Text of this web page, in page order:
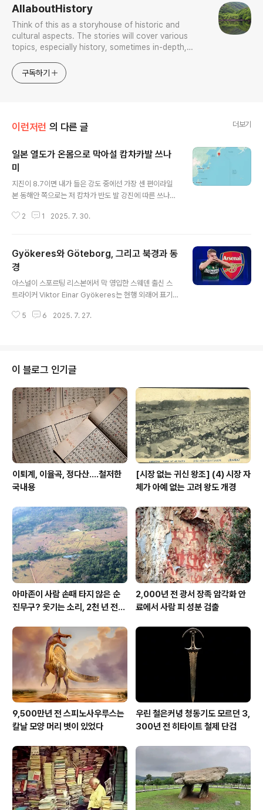
AllaboutHistory
Think of this as a storyhouse of historic and
cultural aspects. The stories will cover various
topics, especially history, sometimes in-depth,
approach will be to resist any common sense or
generalized viewpoint
구독하기
이런저런 의 다른 글 더보기
일본 열도가 온몸으로 막아설 캄차카발 쓰나
미
지진이 8.7이면 내가 들은 강도 중에선 가장 센 편이라일
본 동해안 쪽으로는 저 캄차가 반도 발 강진에 따른 쓰나미
감할지 한 눈에 보인다.문제는 한반도.우리쪽은 영향이 미
설혹 강한 쓰나미가 동북쪽 태평양에서 온다 해도 일본 열
도가 온몸으로 막아선다.저 환태평양 화산대는 지구상 화
산 지진 활동이 가장 활발한 구역이라우린 그 변두리서 벗
어난 형국이나 일전 포항과 경주 강진에서 보았듯이또 옛
날 기록을 보아도 결코 안전지대는 아니다.백두산이 불안
하다는 말이 계속 들리기는 하나 당장 폭발할 우려는 없는
2 1 2025. 7. 30.
Gyökeres와 Göteborg, 그리고 북경과 동
경
아스널이 스포르팅 리스본에서 막 영입한 스웨덴 출신 스
트라이커 Viktor Einar Gyökeres는 현행 외래어 표기
때도 들어보면 요케레스가 맞다. 문제는 영어권에서는 저
대한 따라 주려하지만, 저네들은 그렇지 아니해서 지 맘대
로 지들 편한대로, 지들 표기에 익숙한 대로 발음하니 프랑
스 출신 축구스타 티에리 앙리Thierryl Henry도 불어 원
음을 살려 영어권에서도 앙리라 하기도 하지만, 거의 대부
분은 헨리라 부른다. 스웨덴어 g는 반모음 반자음 구실이
라, 저 이름처럼 y가 따..
5 6 2025. 7. 27.
이 블로그 인기글
이퇴계, 이율곡, 정다산....철저한
국내용
[시장 없는 귀신 왕조] (4) 시장 자
체가 아예 없는 고려 왕도 개경
아마존이 사람 손때 타지 않은 순
진무구? 웃기는 소리, 2천 년 전에
2,000년 전 광서 장족 암각화 안
료에서 사람 피 성분 검출
9,500만년 전 스피노사우루스는
칼날 모양 머리 볏이 있었다
우린 철은커녕 청동기도 모르던 3,
300년 전 히타이트 철제 단검